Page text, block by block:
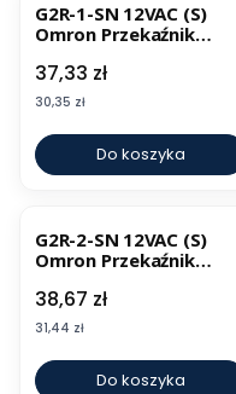
G2R-1-SN 12VAC (S)
Omron Przekaźnik
Cena
37,33 zł
Cena
30,35 zł
Do koszyka
G2R-2-SN 12VAC (S)
Omron Przekaźnik
Cena
38,67 zł
Cena
31,44 zł
Do koszyka